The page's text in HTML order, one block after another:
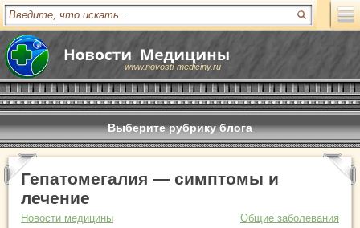
www.novosti-mediciny.ru
Выберите рубрику блога
Гепатомегалия — симптомы и
лечение
Новости медицины Общие заболевания